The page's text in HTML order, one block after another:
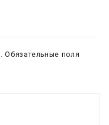
Обязательные поля